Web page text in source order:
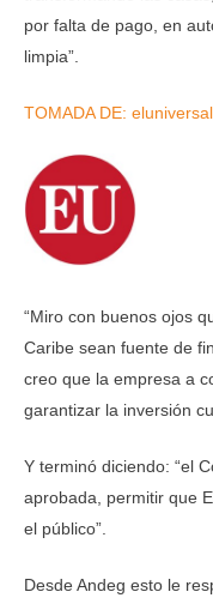
por falta de pago, en
limpia”.
TOMADA DE:
“Miro con buenos ojos
Caribe sean fuente de
creo que la empresa a
garantizar la inversión
Y terminó diciendo: “el
aprobada, permitir que
el público”.
Desde Andeg esto le